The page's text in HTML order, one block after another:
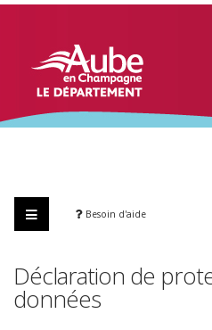
Besoin d'aide
Déclaration de
données